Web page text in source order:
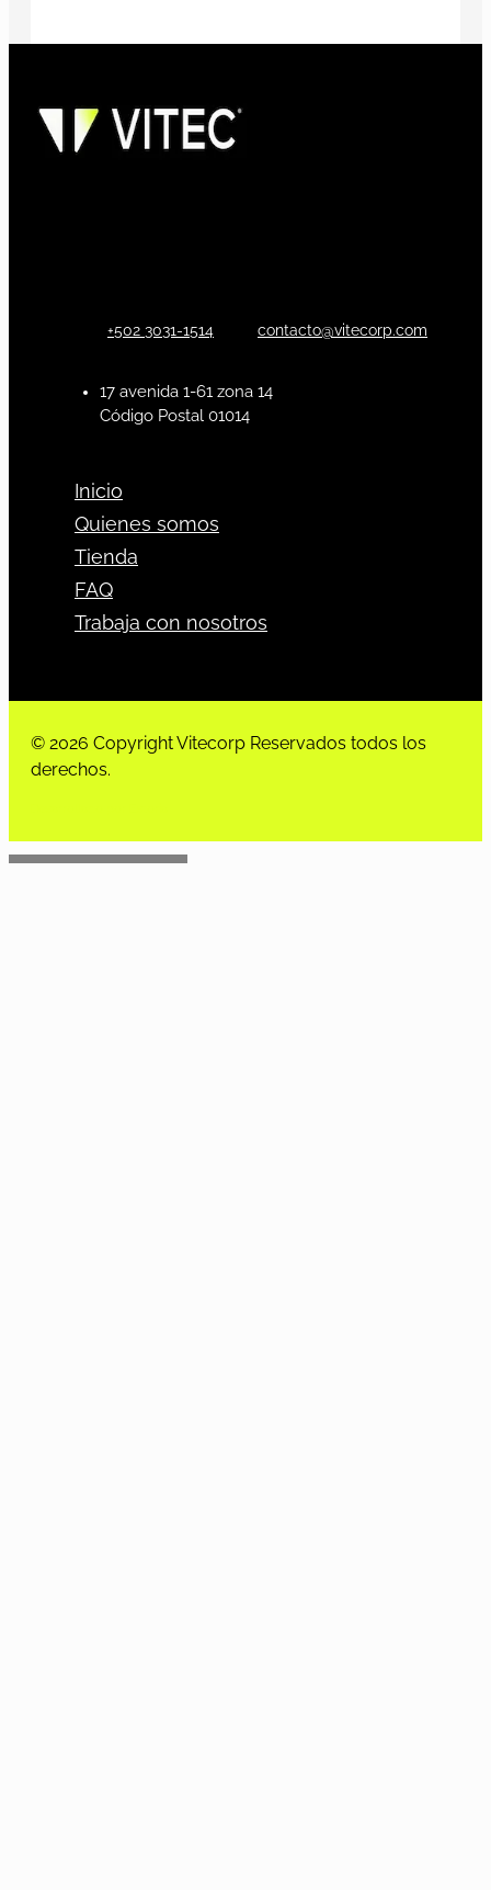
+502 3031-1514 contacto@vitecorp.com
17 avenida 1-61 zona 14
Código Postal 01014
Inicio
Quienes somos
Tienda
FAQ
Trabaja con nosotros
© 2026 Copyright Vitecorp Reservados todos los
derechos.